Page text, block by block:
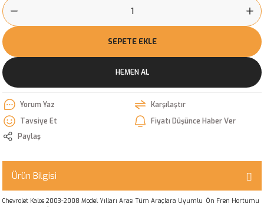
SEPETE EKLE
HEMEN AL
Yorum Yaz
Karşılaştır
Tavsiye Et
Fiyatı Düşünce Haber Ver
Paylaş
Ürün Bilgisi
Chevrolet Kalos 2003-2008 Model Yılları Arası Tüm Araçlara Uyumlu Ön Fren Hortumu